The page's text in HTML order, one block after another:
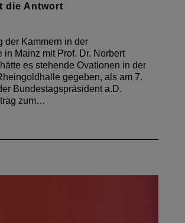
die Antwort
der Kammern in der
in Mainz mit Prof. Dr. Norbert
es stehende Ovationen in der
gegeben, als am 7.
Bundestagspräsident a.D.
zum…